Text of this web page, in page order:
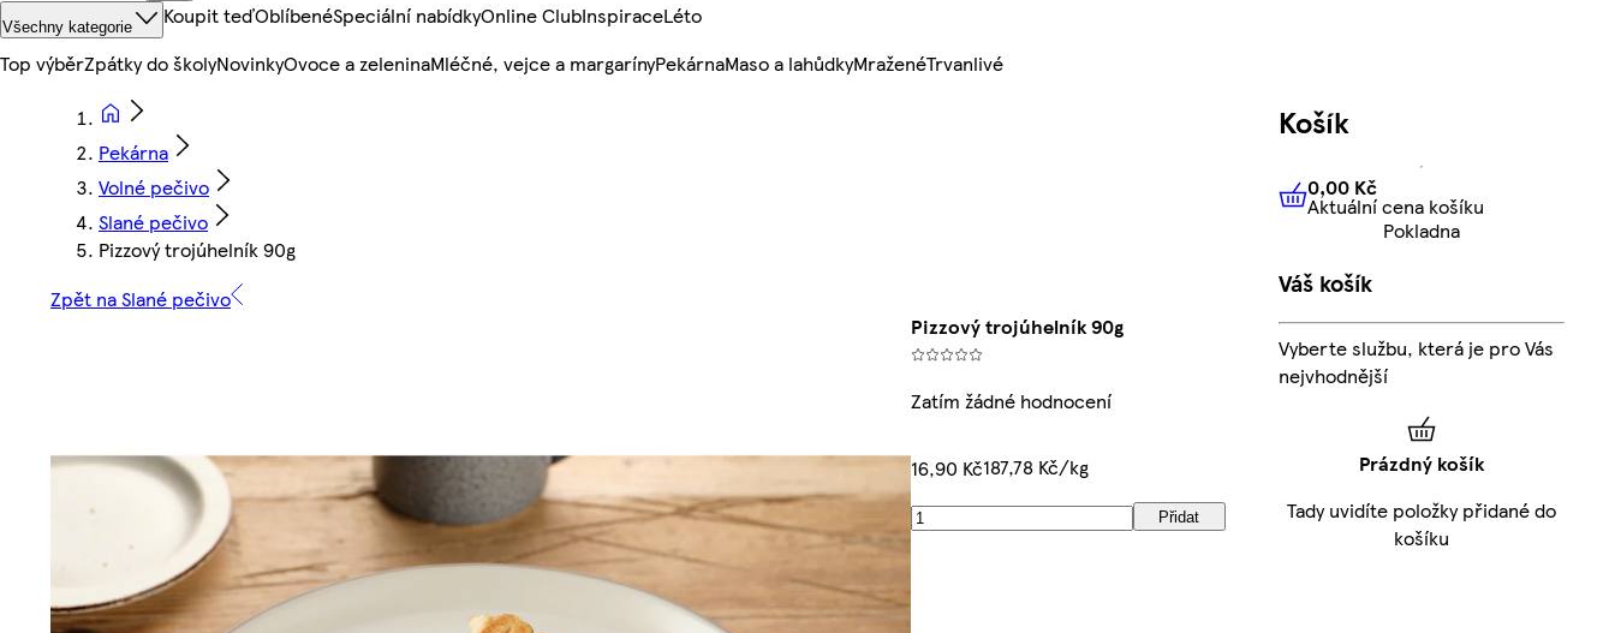
Všechny kategorie Koupit teďOblíbenéSpeciální nabídkyOnline ClubInspiraceLéto
Top výběrZpátky do školyNovinkyOvoce a zeleninaMléčné, vejce a margarínyPekárnaMaso a lahůdkyMraženéTrvanlivé
Pekárna
Volné pečivo
Slané pečivo
Pizzový trojúhelník 90g
Zpět na Slané pečivo
Pizzový trojúhelník 90g
Zatím žádné hodnocení
16,90 Kč187,78 Kč/kg
Přidat
Košík
0,00 KčAktuální cena košíku
0,00 Kč
Aktuální cena košíku
Pokladna
Váš košík
Vyberte službu, která je pro Vás
nejvhodnější
Prázdný košík
Tady uvidíte položky přidané do
košíku